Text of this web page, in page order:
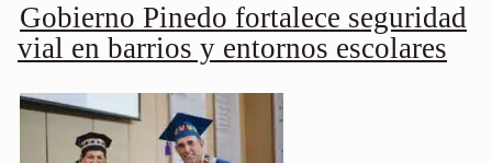
Gobierno Pinedo fortalece seguridad
vial en barrios y entornos escolares